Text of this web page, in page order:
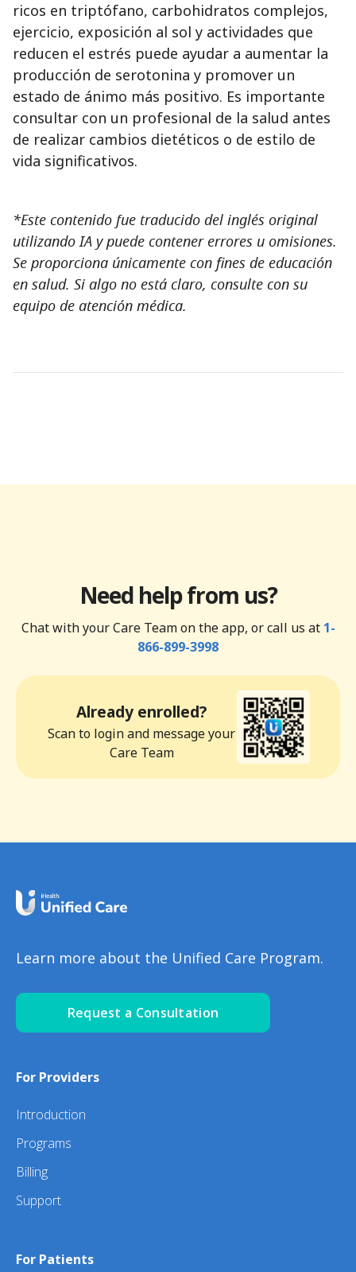
ricos en triptófano, carbohidratos complejos,
ejercicio, exposición al sol y actividades que
reducen el estrés puede ayudar a aumentar la
producción de serotonina y promover un
estado de ánimo más positivo. Es importante
consultar con un profesional de la salud antes
de realizar cambios dietéticos o de estilo de
vida significativos.
*Este contenido fue traducido del inglés original
utilizando IA y puede contener errores u omisiones.
Se proporciona únicamente con fines de educación
en salud. Si algo no está claro, consulte con su
equipo de atención médica.
Need help from us?
Chat with your Care Team on the app, or call us at 1-
866-899-3998
Already enrolled?
Scan to login and message your
Care Team
Learn more about the Unified Care Program.
Request a Consultation
For Providers
Introduction
Programs
Billing
Support
For Patients